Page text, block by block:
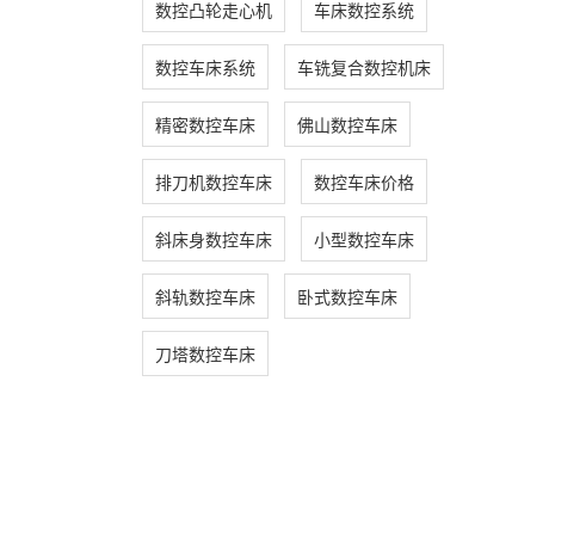
数控凸轮走心机 车床数控系统
数控车床系统 车铣复合数控机床
精密数控车床 佛山数控车床
排刀机数控车床 数控车床价格
斜床身数控车床 小型数控车床
斜轨数控车床 卧式数控车床
刀塔数控车床